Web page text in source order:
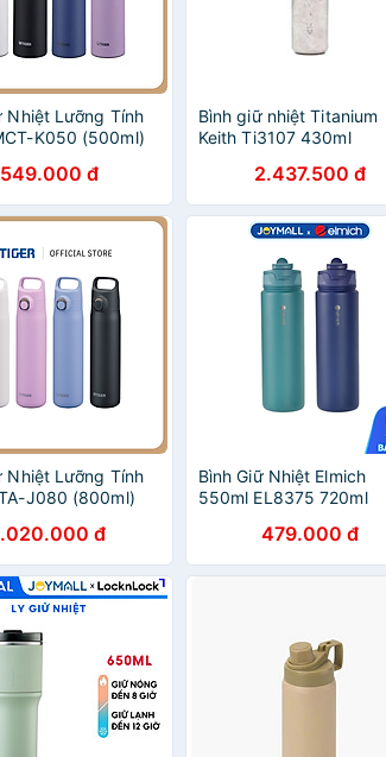
Nhiệt Lưỡng Tính
K050 (500ml)
549.000 đ
Bình giữ nhiệt Titanium
Keith Ti3107 430ml
2.437.500 đ
Nhiệt Lưỡng Tính
J080 (800ml)
đ
Bình Giữ Nhiệt Elmich
550ml EL8375 720ml
Inox 304, Nắp Mở 1
JoyMall
479.000 đ